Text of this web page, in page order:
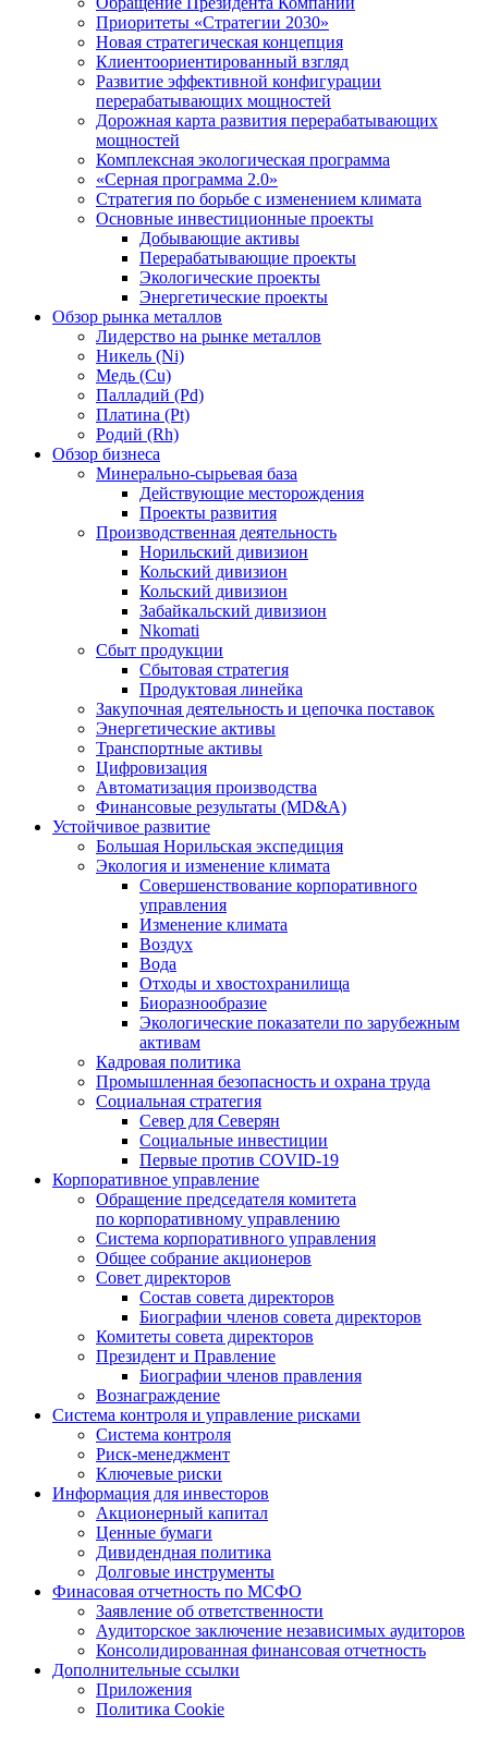
Приоритеты «Стратегии 2030»
Новая стратегическая концепция
Клиентоориентированный взгляд
Развитие эффективной конфигурации
перерабатывающих мощностей
Дорожная карта развития перерабатывающих
мощностей
Комплексная экологическая программа
«Серная программа 2.0»
Стратегия по борьбе с изменением климата
Основные инвестиционные проекты
Добывающие активы
Перерабатывающие проекты
Экологические проекты
Энергетические проекты
Обзор рынка металлов
Лидерство на рынке металлов
Никель (Ni)
Медь (Cu)
Палладий (Pd)
Платина (Pt)
Родий (Rh)
Обзор бизнеса
Минерально-сырьевая база
Действующие месторождения
Проекты развития
Производственная деятельность
Норильский дивизион
Кольский дивизион
Кольский дивизион
Забайкальский дивизион
Nkomati
Сбыт продукции
Сбытовая стратегия
Продуктовая линейка
Закупочная деятельность и цепочка поставок
Энергетические активы
Транспортные активы
Цифровизация
Автоматизация производства
Финансовые результаты (MD&A)
Устойчивое развитие
Большая Норильская экспедиция
Экология и изменение климата
Совершенствование корпоративного
управления
Изменение климата
Воздух
Вода
Отходы и хвостохранилища
Биоразнообразие
Экологические показатели по зарубежным
активам
Кадровая политика
Промышленная безопасность и охрана труда
Социальная стратегия
Север для Северян
Социальные инвестиции
Первые против COVID‑19
Корпоративное управление
Обращение председателя комитета
по корпоративному управлению
Система корпоративного управления
Общее собрание акционеров
Совет директоров
Состав совета директоров
Биографии членов совета директоров
Комитеты совета директоров
Президент и Правление
Биографии членов правления
Вознаграждение
Система контроля и управление рисками
Система контроля
Риск-менеджмент
Ключевые риски
Информация для инвесторов
Акционерный капитал
Ценные бумаги
Дивидендная политика
Долговые инструменты
Финасовая отчетность по МСФО
Заявление об ответственности
Аудиторское заключение независимых аудиторов
Консолидированная финансовая отчетность
Дополнительные ссылки
Приложения
Политика Cookie